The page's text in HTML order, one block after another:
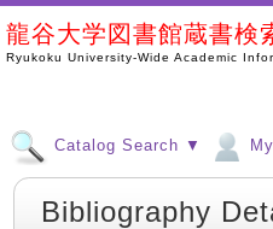
龍谷大学図書館蔵書検
Ryukoku University-Wide Academic
Catalog Search ▼
Bibliography